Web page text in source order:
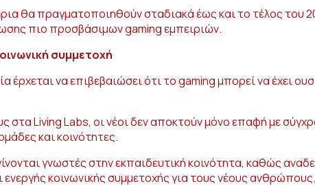
θα πραγματοποιηθούν σταδιακά έως και το τέλος του
πιο προσβάσιμων gaming εμπειριών.
συμμετοχή
έρχεται να επιβεβαιώσει ότι το gaming μπορεί να έχει
στα Living Labs, οι νέοι δεν αποκτούν μόνο επαφή με
και κοινότητες.
γνωστές στην εκπαιδευτική κοινότητα, καθώς
κοινωνικής συμμετοχής για τους νέους ανθρώπους.